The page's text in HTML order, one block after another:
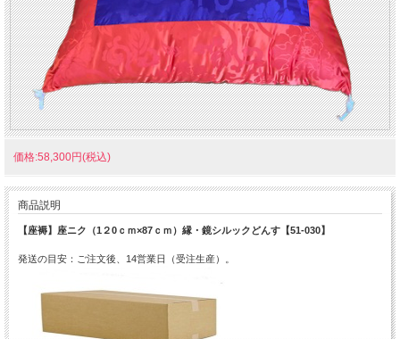
価格:58,300円(税込)
商品説明
【座褥】座ニク（1２0ｃｍ×87ｃｍ）縁・鏡シルックどんす【51-030】
発送の目安：ご注文後、14営業日（受注生産）。